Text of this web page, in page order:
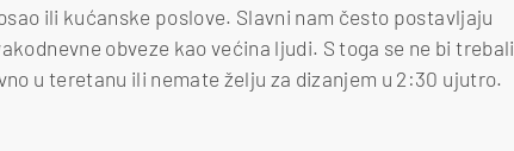
ili kućanske poslove. Slavni nam često postavljaju
obveze kao većina ljudi. S toga se ne bi trebali
u teretanu ili nemate želju za dizanjem u 2:30 ujutro.